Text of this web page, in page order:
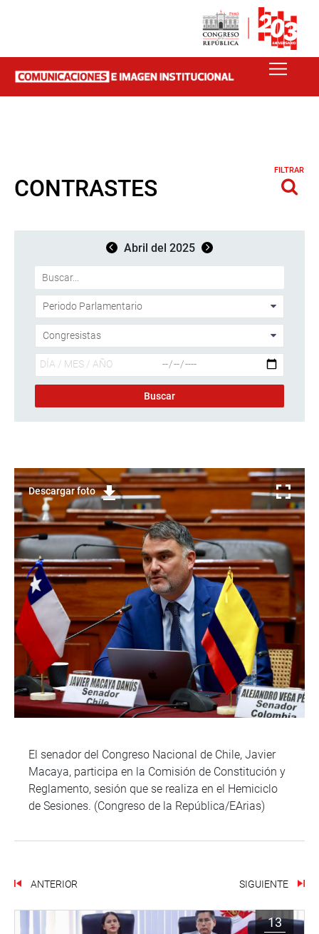
CONTRASTES
FILTRAR
Abril del 2025
Descargar foto
El senador del Congreso Nacional de Chile, Javier
Macaya, participa en la Comisión de Constitución y
Reglamento, sesión que se realiza en el Hemiciclo
de Sesiones. (Congreso de la República/EArias)
ANTERIOR SIGUIENTE
13